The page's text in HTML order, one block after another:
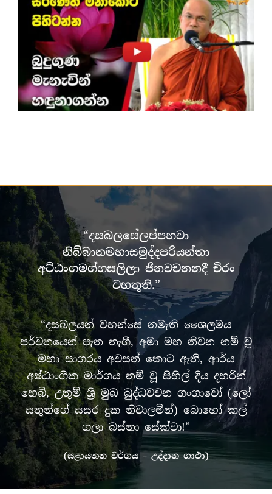
“දසබලසේලප්පභවා
නිබ්බානමහාසමුද්දපරියන්තා
අට්ඨංගමග්ගසලිලා ජිනවචනනදී චිරං
වහතූති.”
“දසබලයන් වහන්සේ නමැති ශෛලමය
පර්වතයෙන් පැන නැගී, අමා මහ නිවන නම් වූ
මහා සාගරය අවසන් කොට ඇති, ආර්ය
අෂ්ඨාංගික මාර්ගය නම් වූ සිහිල් දිය දහරින්
හෙබි, උතුම් ශ්‍රී මුඛ බුද්ධවචන ගංගාවෝ (ලෝ
සතුන්ගේ සසර දුක නිවාලමින්) බොහෝ කල්
ගලා බස්නා සේක්වා!”
(සළායතන වර්ගය – උද්දාන ගාථා)